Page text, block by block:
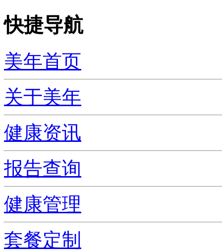
快捷导航
美年首页
关于美年
健康资讯
报告查询
健康管理
套餐定制